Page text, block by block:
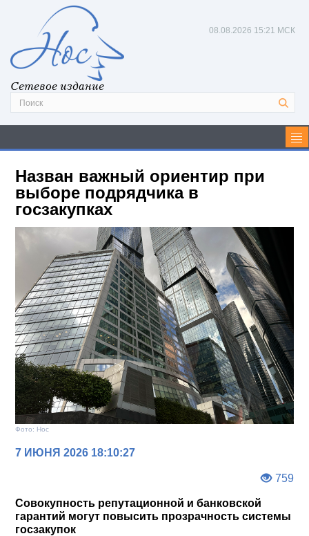
Сетевое издание
08.08.2026 15:21 МСК
Назван важный ориентир при
выборе подрядчика в
госзакупках
Фото: Нос
7 ИЮНЯ 2026 18:10:27
759
Совокупность репутационной и банковской
гарантий могут повысить прозрачность системы
госзакупок